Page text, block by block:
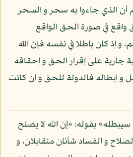
أن الذي جاءوا به سحر و السحر
في صورة الحق الواقع
إذ كان باطلا في نفسه فإن الله
جارية على إقرار الحق و إحقاقه
و إبطاله فالدولة للحق و إن كانت
سيبطله» بقوله: «إن الله لا يصلح
و الفساد شأنان متقابلان، و